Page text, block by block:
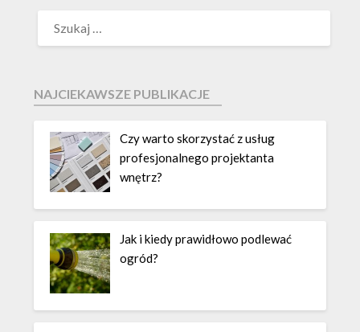
NAJCIEKAWSZE PUBLIKACJE
Czy warto skorzystać z usług
profesjonalnego projektanta
wnętrz?
Jak i kiedy prawidłowo podlewać
ogród?